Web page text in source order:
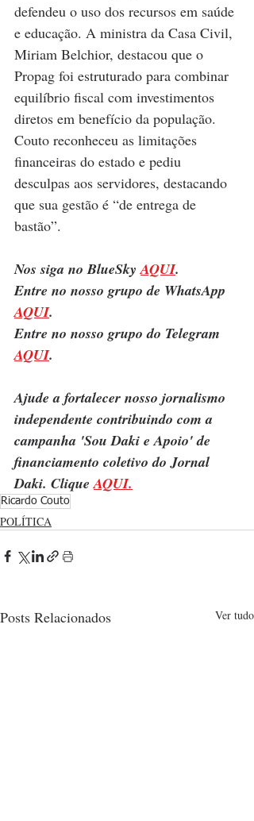
defendeu o uso dos recursos em saúde
e educação. A ministra da Casa Civil,
Miriam Belchior, destacou que o
Propag foi estruturado para combinar
equilíbrio fiscal com investimentos
diretos em benefício da população.
Couto reconheceu as limitações
financeiras do estado e pediu
desculpas aos servidores, destacando
que sua gestão é “de entrega de
bastão”.
Nos siga no BlueSky AQUI.
Entre no nosso grupo de WhatsApp
AQUI.
Entre no nosso grupo do Telegram
AQUI.
Ajude a fortalecer nosso jornalismo
independente contribuindo com a
campanha 'Sou Daki e Apoio' de
financiamento coletivo do Jornal
Daki. Clique AQUI.
Ricardo Couto
POLÍTICA
Posts Relacionados Ver tudo